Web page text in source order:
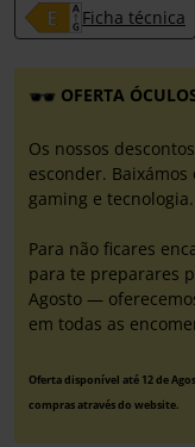
Ficha técnica
OFERTA
Os nossos
esconder.
gaming e tecnologia.
Para não ficares
para te preparares
Agosto —
em todas as
Oferta disponível até 12 de
compras através do website.